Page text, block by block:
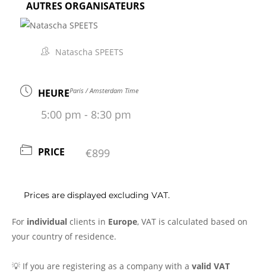
AUTRES ORGANISATEURS
Natascha SPEETS
HEUREParis / Amsterdam Time
5:00 pm - 8:30 pm
PRICE €899
Prices are displayed excluding VAT.
For individual clients in Europe, VAT is calculated based on
your country of residence.
💡 If you are registering as a company with a valid VAT